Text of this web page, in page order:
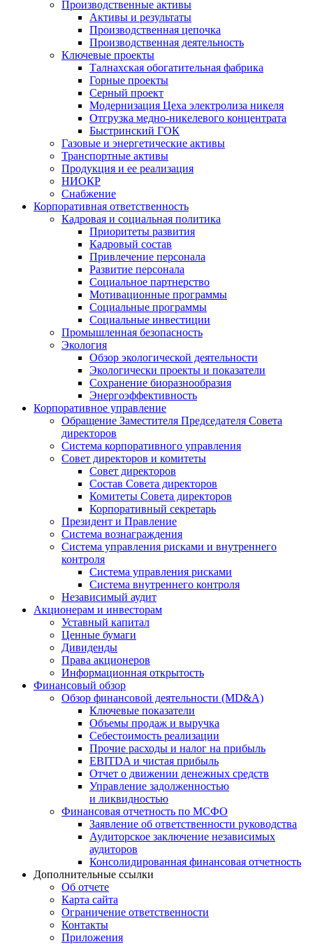
Производственные активы
Активы и результаты
Производственная цепочка
Производственная деятельность
Ключевые проекты
Талнахская обогатительная фабрика
Горные проекты
Серный проект
Модернизация Цеха электролиза никеля
Отгрузка медно-никелевого концентрата
Быстринский ГОК
Газовые и энергетические активы
Транспортные активы
Продукция и ее реализация
НИОКР
Снабжение
Корпоративная ответственность
Кадровая и социальная политика
Приоритеты развития
Кадровый состав
Привлечение персонала
Развитие персонала
Социальное партнерство
Мотивационные программы
Социальные программы
Социальные инвестиции
Промышленная безопасность
Экология
Обзор экологической деятельности
Экологически проекты и показатели
Сохранение биоразнообразия
Энергоэффективность
Корпоративное управление
Обращение Заместителя Председателя Совета
директоров
Система корпоративного управления
Совет директоров и комитеты
Совет директоров
Состав Совета директоров
Комитеты Совета директоров
Корпоративный секретарь
Президент и Правление
Система вознаграждения
Система управления рисками и внутреннего
контроля
Система управления рисками
Система внутреннего контроля
Независимый аудит
Акционерам и инвесторам
Уставный капитал
Ценные бумаги
Дивиденды
Права акционеров
Информационная открытость
Финансовый обзор
Обзор финансовой деятельности (MD&A)
Ключевые показатели
Объемы продаж и выручка
Себестоимость реализации
Прочие расходы и налог на прибыль
EBITDA и чистая прибыль
Отчет о движении денежных средств
Управление задолженностью
и ликвидностью
Финансовая отчетность по МСФО
Заявление об ответственности руководства
Аудиторское заключение независимых
аудиторов
Консолидированная финансовая отчетность
Дополнительные ссылки
Об отчете
Карта сайта
Ограничение ответственности
Контакты
Приложения